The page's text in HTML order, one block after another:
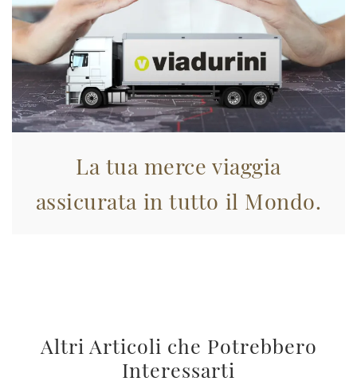
La tua merce viaggia
assicurata in tutto il Mondo.
Altri Articoli che Potrebbero
Interessarti